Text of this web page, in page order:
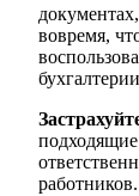
вовремя,